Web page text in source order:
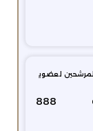
المرشحين لعضوي
888